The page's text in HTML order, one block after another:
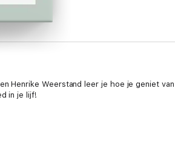
Henrike Weerstand leer je hoe je geniet
in je lijf!